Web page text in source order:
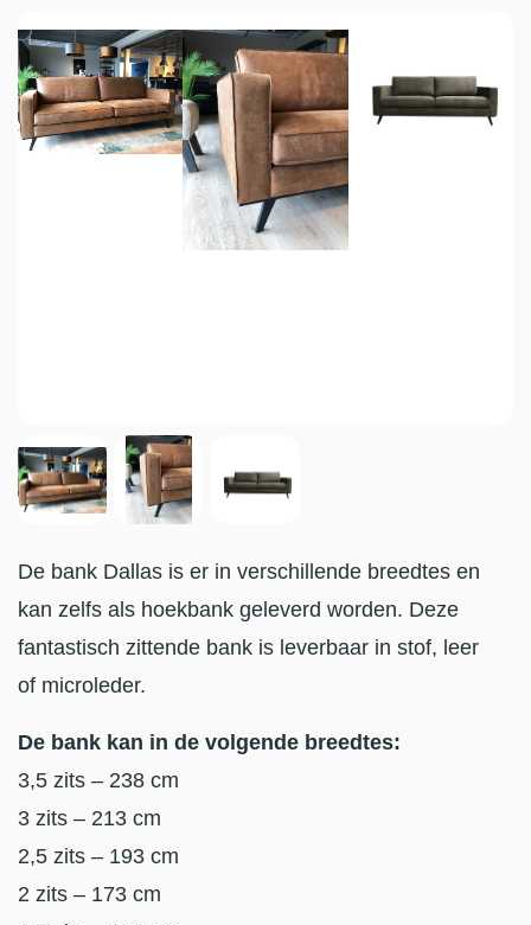
De bank Dallas is er in verschillende breedtes en
kan zelfs als hoekbank geleverd worden. Deze
fantastisch zittende bank is leverbaar in stof, leer
of microleder.
De bank kan in de volgende breedtes:
3,5 zits – 238 cm
3 zits – 213 cm
2,5 zits – 193 cm
2 zits – 173 cm